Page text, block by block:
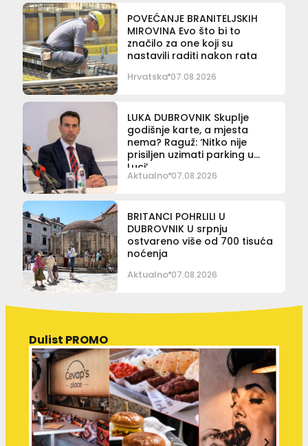
POVEĆANJE BRANITELJSKIH
MIROVINA Evo što bi to
značilo za one koji su
nastavili raditi nakon rata
Hrvatska 07.08.2026
LUKA DUBROVNIK Skuplje
godišnje karte, a mjesta
nema? Raguž: ‘Nitko nije
prisiljen uzimati parking u
Luci’
Aktualno 07.08.2026
BRITANCI POHRLILI U
DUBROVNIK U srpnju
ostvareno više od 700 tisuća
noćenja
Aktualno 07.08.2026
Dulist PROMO